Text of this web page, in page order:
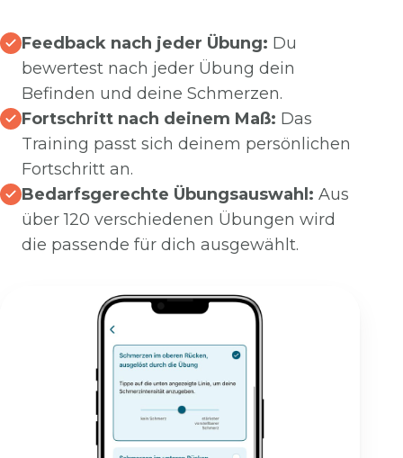
Feedback nach jeder Übung: Du
bewertest nach jeder Übung dein
Befinden und deine Schmerzen.
Fortschritt nach deinem Maß: Das
Training passt sich deinem persönlichen
Fortschritt an.
Bedarfsgerechte Übungsauswahl: Aus
über 120 verschiedenen Übungen wird
die passende für dich ausgewählt.